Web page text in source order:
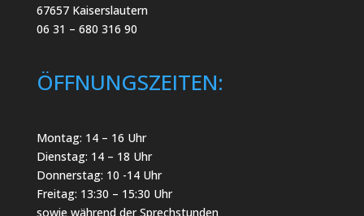
67657 Kaiserslautern
06 31 – 680 316 90
ÖFFNUNGSZEITEN:
Montag: 14 – 16 Uhr
Dienstag: 14 – 18 Uhr
Donnerstag: 10 -14 Uhr
Freitag: 13:30 – 15:30 Uhr
sowie während der Sprechstunden